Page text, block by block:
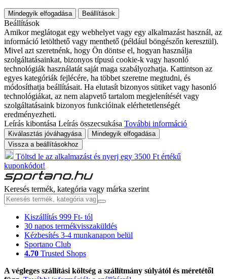
Mindegyik elfogadása Beállítások
Beállítások
Amikor meglátogat egy webhelyet vagy egy alkalmazást használ, az
információ letölthető vagy menthető (például böngészőn keresztül).
Mivel azt szeretnénk, hogy Ön döntse el, hogyan használja
szolgáltatásainkat, bizonyos típusú cookie-k vagy hasonló
technológiák használatát saját maga szabályozhatja. Kattintson az
egyes kategóriák fejlécére, ha többet szeretne megtudni, és
módosíthatja beállításait. Ha elutasít bizonyos sütiket vagy hasonló
technológiákat, az nem alapvető tartalom megjelenítését vagy
szolgáltatásaink bizonyos funkcióinak elérhetetlenségét
eredményezheti.
Leírás kibontása Leírás összecsukása További információ
Kiválasztás jóváhagyása
Mindegyik elfogadása
Vissza a beállításokhoz
Töltsd le az alkalmazást és nyerj egy 3500 Ft értékű
kuponkódot!
Keresés termék, kategória vagy márka szerint
Kiszállítás 999 Ft- tól
30 napos termékvisszaküldés
Kézbesítés 3-4 munkanapon belül
Sportano Club
4.70 Trusted Shops
A végleges szállítási költség a szállítmány súlyától és méretétől